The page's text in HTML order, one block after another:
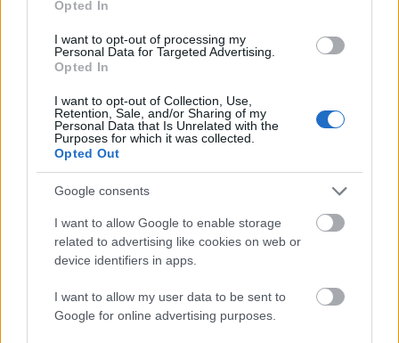
Opted In
I want to opt-out of processing my
Personal Data for Targeted Advertising.
Opted In
I want to opt-out of Collection, Use,
Retention, Sale, and/or Sharing of my
Personal Data that Is Unrelated with the
Purposes for which it was collected.
Opted Out
Google consents
I want to allow Google to enable storage
related to advertising like cookies on web or
device identifiers in apps.
I want to allow my user data to be sent to
Google for online advertising purposes.
Forrás:Lehet Más a Világ
Film Oscar Erdély Humor
HIDEGHÁBORÚS KÉMFILM FOROG VILMÁNYI
BENETT FŐSZEREPLÉSÉVEL